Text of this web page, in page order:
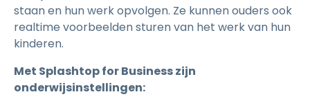
staan en hun werk opvolgen. Ze kunnen ouders ook
realtime voorbeelden sturen van het werk van hun
kinderen.
Met Splashtop for Business zijn
onderwijsinstellingen: